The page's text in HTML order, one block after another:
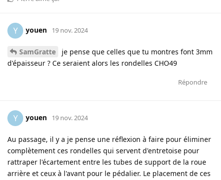
Y youen 19 nov. 2024
SamGratte
je pense que celles que tu montres font 3mm
d'épaisseur ? Ce seraient alors les rondelles CHO49
Répondre
Y youen 19 nov. 2024
Au passage, il y a je pense une réflexion à faire pour éliminer
complètement ces rondelles qui servent d'entretoise pour
rattraper l'écartement entre les tubes de support de la roue
arrière et ceux à l'avant pour le pédalier. Le placement de ces